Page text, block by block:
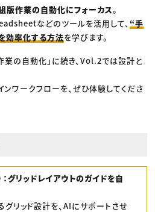
版作業の自動化にフォーカス。
などのツールを活用して、“手
効率化する方法を学びます。
業の自動化」に続き、Vol.2では設計と
ンワークフローを、ぜひ体験してくださ
グリッドレイアウトのガイドを自
グリッド設計を、AIにサポートさせ